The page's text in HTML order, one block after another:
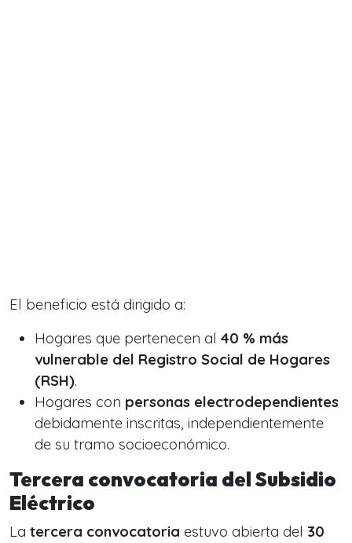
El beneficio está dirigido a:
Hogares que pertenecen al 40 % más
vulnerable del Registro Social de Hogares
(RSH).
Hogares con personas electrodependientes
debidamente inscritas, independientemente
de su tramo socioeconómico.
Tercera convocatoria del Subsidio
Eléctrico
La tercera convocatoria estuvo abierta del 30